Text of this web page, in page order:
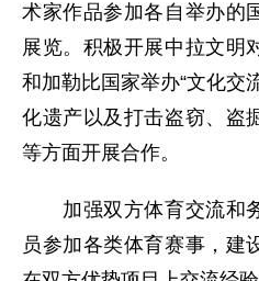
术家作品参加各自举办的
展览。积极开展中拉文明
和加勒比国家举办“文化交
化遗产以及打击盗窃、盗
等方面开展合作。
加强双方体育交流和
员参加各类体育赛事，建